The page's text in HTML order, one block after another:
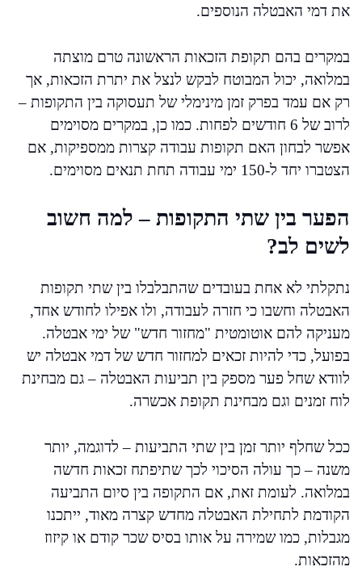
את דמי האבטלה הנוספים.
במקרים בהם תקופת הזכאות הראשונה טרם מוצתה
במלואה, יכול המבוטח לבקש לנצל את יתרת הזכאות, אך
רק אם עמד בפרק זמן מינימלי של תעסוקה בין התקופות –
לרוב של 6 חודשים לפחות. כמו כן, במקרים מסוימים
אפשר לבחון האם תקופות עבודה קצרות ממספיקות, אם
הצטברו יחד ל-150 ימי עבודה תחת תנאים מסוימים.
הפער בין שתי התקופות – למה חשוב
לשים לב?
נתקלתי לא אחת בעובדים שהתבלבלו בין שתי תקופות
האבטלה וחשבו כי חזרה לעבודה, ולו אפילו לחודש אחד,
מעניקה להם אוטומטית "מחזור חדש" של ימי אבטלה.
בפועל, כדי להיות זכאים למחזור חדש של דמי אבטלה יש
לוודא שחל פער מספק בין תביעות האבטלה – גם מבחינת
לוח זמנים וגם מבחינת תקופת אכשרה.
ככל שחלף יותר זמן בין שתי התביעות – לדוגמה, יותר
משנה – כך עולה הסיכוי לכך שתיפתח זכאות חדשה
במלואה. לעומת זאת, אם התקופה בין סיום התביעה
הקודמת לתחילת האבטלה מחדש קצרה מאוד, ייתכנו
מגבלות, כמו שמירה על אותו בסיס שכר קודם או קיזוז
מהזכאות.